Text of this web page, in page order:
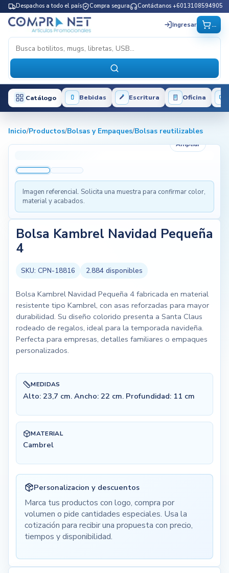
Despachos a todo el país Compra segura Contáctanos +6013108594905
Ingresar ...
Catálogo Bebidas Escritura Oficina
Inicio/Productos/Bolsas y Empaques/Bolsas reutilizables
Ampliar
Imagen referencial. Solicita una muestra para confirmar color,
material y acabados.
Bolsa Kambrel Navidad Pequeña
4
SKU: CPN-18816 2.884disponibles
Bolsa Kambrel Navidad Pequeña 4 fabricada en material
resistente tipo Kambrel, con asas reforzadas para mayor
durabilidad. Su diseño colorido presenta a Santa Claus
rodeado de regalos, ideal para la temporada navideña.
Perfecta para empresas, detalles familiares o empaques
personalizados.
MEDIDAS
Alto: 23,7 cm. Ancho: 22 cm. Profundidad: 11 cm
MATERIAL
Cambrel
Personalizacion y descuentos
Marca tus productos con logo, compra por
volumen o pide cantidades especiales. Usa la
cotización para recibir una propuesta con precio,
tiempos y disponibilidad.